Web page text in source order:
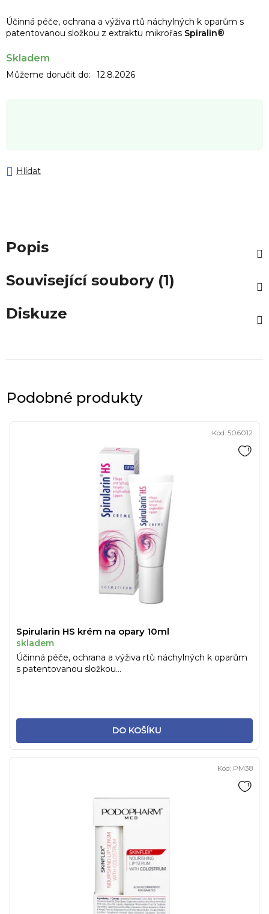
Účinná péče, ochrana a výživa rtů náchylných k oparům s
patentovanou složkou z extraktu mikrořas Spiralin®
Skladem
Můžeme doručit do: 12.8.2026
Hlídat
Popis
Související soubory (1)
Diskuze
Podobné produkty
Spirularin HS krém na opary 10ml
skladem
DO KOŠÍKU
Účinná péče, ochrana a výživa rtů náchylných k oparům
s patentovanou složkou...
Kód: 506012
Kód: PM38